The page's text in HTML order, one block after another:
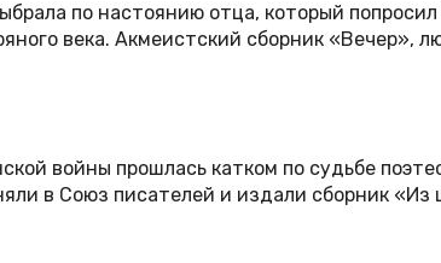
по настоянию отца, который
века. Акмеистский сборник «Вечер»,
войны прошлась катком по судьбе
в Союз писателей и издали сборник